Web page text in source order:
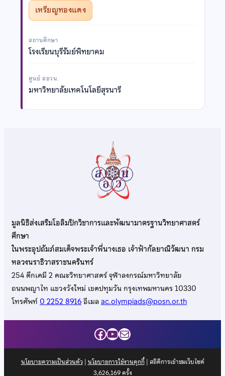
เหรียญทองแดง
สถานศึกษา
โรงเรียนบุรีรัมย์พิทยาคม
ศูนย์ สอวน.
มหาวิทยาลัยเทคโนโลยีสุรนารี
มูลนิธิส่งเสริมโอลิมปิกวิชาการและพัฒนามาตรฐานวิทยาศาสตร์
ศึกษา
ในพระอุปถัมภ์สมเด็จพระเจ้าพี่นางเธอ เจ้าฟ้ากัลยาณิวัฒนา กรม
หลวงนราธิวาสราชนครินทร์
254 ตึกเคมี 2 คณะวิทยาศาสตร์ จุฬาลงกรณ์มหาวิทยาลัย
ถนนพญาไท แขวงวังใหม่ เขตปทุมวัน กรุงเทพมหานคร 10330
โทรศัพท์0 2252 8916อีเมลac.olympiads@posn.or.th
Facebook
YouTube
Mail
นโยบายความเป็นส่วนตัว| นโยบายการใช้งานคุกกี้| สถิติการเข้าชมเว็บไซต์
3,626,169ครั้ง